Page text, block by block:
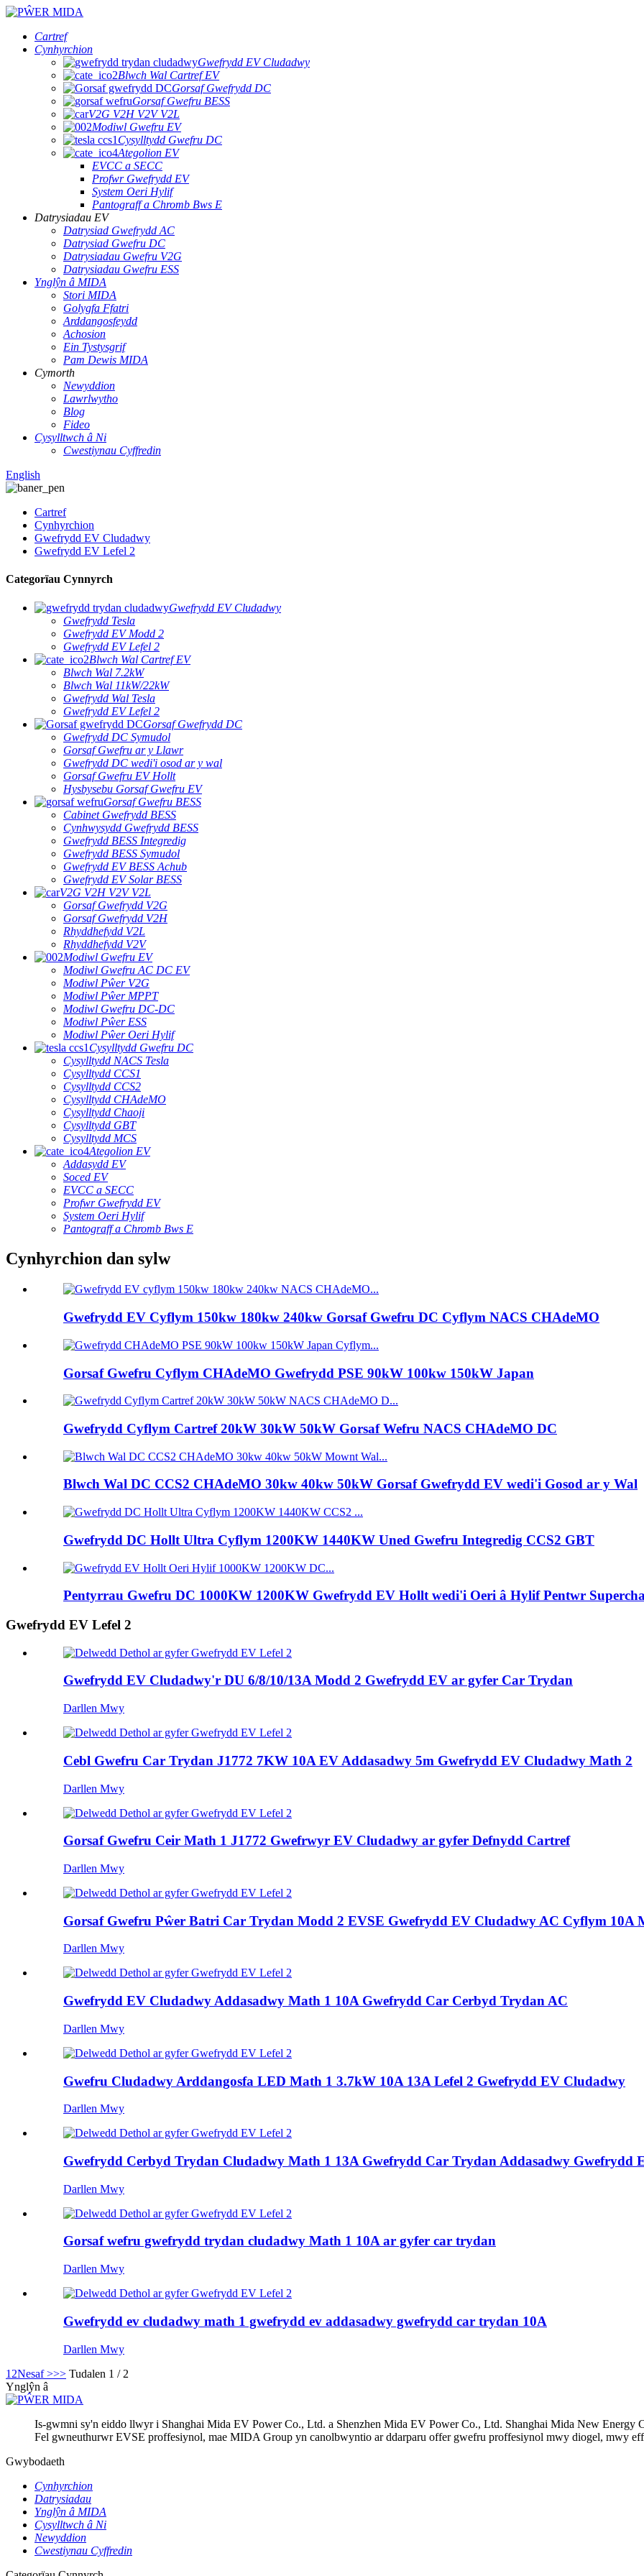
Cartref
Cynhyrchion
Gwefrydd EV Cludadwy
Blwch Wal Cartref EV
Gorsaf Gwefrydd DC
Gorsaf Gwefru BESS
V2G V2H V2V V2L
Modiwl Gwefru EV
Cysylltydd Gwefru DC
Ategolion EV
EVCC a SECC
Profwr Gwefrydd EV
System Oeri Hylif
Pantograff a Chromb Bws E
Datrysiadau EV
Datrysiad Gwefrydd AC
Datrysiad Gwefru DC
Datrysiadau Gwefru V2G
Datrysiadau Gwefru ESS
Ynglŷn â MIDA
Stori MIDA
Golygfa Ffatri
Arddangosfeydd
Achosion
Ein Tystysgrif
Pam Dewis MIDA
Cymorth
Newyddion
Lawrlwytho
Blog
Fideo
Cysylltwch â Ni
Cwestiynau Cyffredin
English
Cartref
Cynhyrchion
Gwefrydd EV Cludadwy
Gwefrydd EV Lefel 2
Categorïau Cynnyrch
Gwefrydd EV Cludadwy
Gwefrydd Tesla
Gwefrydd EV Modd 2
Gwefrydd EV Lefel 2
Blwch Wal Cartref EV
Blwch Wal 7.2kW
Blwch Wal 11kW/22kW
Gwefrydd Wal Tesla
Gwefrydd EV Lefel 2
Gorsaf Gwefrydd DC
Gwefrydd DC Symudol
Gorsaf Gwefru ar y Llawr
Gwefrydd DC wedi'i osod ar y wal
Gorsaf Gwefru EV Hollt
Hysbysebu Gorsaf Gwefru EV
Gorsaf Gwefru BESS
Cabinet Gwefrydd BESS
Cynhwysydd Gwefrydd BESS
Gwefrydd BESS Integredig
Gwefrydd BESS Symudol
Gwefrydd EV BESS Achub
Gwefrydd EV Solar BESS
V2G V2H V2V V2L
Gorsaf Gwefrydd V2G
Gorsaf Gwefrydd V2H
Rhyddhefydd V2L
Rhyddhefydd V2V
Modiwl Gwefru EV
Modiwl Gwefru AC DC EV
Modiwl Pŵer V2G
Modiwl Pŵer MPPT
Modiwl Gwefru DC-DC
Modiwl Pŵer ESS
Modiwl Pŵer Oeri Hylif
Cysylltydd Gwefru DC
Cysylltydd NACS Tesla
Cysylltydd CCS1
Cysylltydd CCS2
Cysylltydd CHAdeMO
Cysylltydd Chaoji
Cysylltydd GBT
Cysylltydd MCS
Ategolion EV
Addasydd EV
Soced EV
EVCC a SECC
Profwr Gwefrydd EV
System Oeri Hylif
Pantograff a Chromb Bws E
Cynhyrchion dan sylw
Gwefrydd EV Cyflym 150kw 180kw 240kw Gorsaf Gwefru DC Cyflym NACS CHAdeMO
Gorsaf Gwefru Cyflym CHAdeMO Gwefrydd PSE 90kW 100kw 150kW Japan
Gwefrydd Cyflym Cartref 20kW 30kW 50kW Gorsaf Wefru NACS CHAdeMO DC
Blwch Wal DC CCS2 CHAdeMO 30kw 40kw 50kW Gorsaf Gwefrydd EV wedi'i Gosod ar y Wal
Gwefrydd DC Hollt Ultra Cyflym 1200KW 1440KW Uned Gwefru Integredig CCS2 GBT
Pentyrrau Gwefru DC 1000KW 1200KW Gwefrydd EV Hollt wedi'i Oeri â Hylif Pentwr
Gwefrydd EV Lefel 2
Gwefrydd EV Cludadwy'r DU 6/8/10/13A Modd 2 Gwefrydd EV ar gyfer Car Trydan
Darllen Mwy
Cebl Gwefru Car Trydan J1772 7KW 10A EV Addasadwy 5m Gwefrydd EV Cludadwy Math 2
Darllen Mwy
Gorsaf Gwefru Ceir Math 1 J1772 Gwefrwyr EV Cludadwy ar gyfer Defnydd Cartref
Darllen Mwy
Gorsaf Gwefru Pŵer Batri Car Trydan Modd 2 EVSE Gwefrydd EV Cludadwy AC Cyflym 10A
Darllen Mwy
Gwefrydd EV Cludadwy Addasadwy Math 1 10A Gwefrydd Car Cerbyd Trydan AC
Darllen Mwy
Gwefru Cludadwy Arddangosfa LED Math 1 3.7kW 10A 13A Lefel 2 Gwefrydd EV Cludadwy
Darllen Mwy
Gwefrydd Cerbyd Trydan Cludadwy Math 1 13A Gwefrydd Car Trydan Addasadwy Gwefrydd
Darllen Mwy
Gorsaf wefru gwefrydd trydan cludadwy Math 1 10A ar gyfer car trydan
Darllen Mwy
Gwefrydd ev cludadwy math 1 gwefrydd ev addasadwy gwefrydd car trydan 10A
Darllen Mwy
1 2Nesaf >>> Tudalen 1 / 2
Ynglŷn â
Is-gwmni sy'n eiddo llwyr i Shanghai Mida EV Power Co., Ltd. a Shenzhen Mida EV Power Co., Ltd. Shanghai Mida New Energy
Fel gwneuthurwr EVSE proffesiynol, mae MIDA Group yn canolbwyntio ar ddarparu offer gwefru proffesiynol mwy diogel, mwy
Gwybodaeth
Cynhyrchion
Datrysiadau
Ynglŷn â MIDA
Cysylltwch â Ni
Newyddion
Cwestiynau Cyffredin